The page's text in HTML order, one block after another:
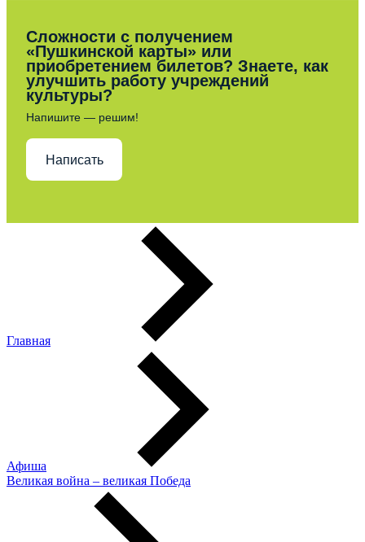
Сложности с получением
«Пушкинской карты» или
приобретением билетов? Знаете, как
улучшить работу учреждений
культуры?
Напишите — решим!
Написать
Главная
Афиша
Великая война – великая Победа